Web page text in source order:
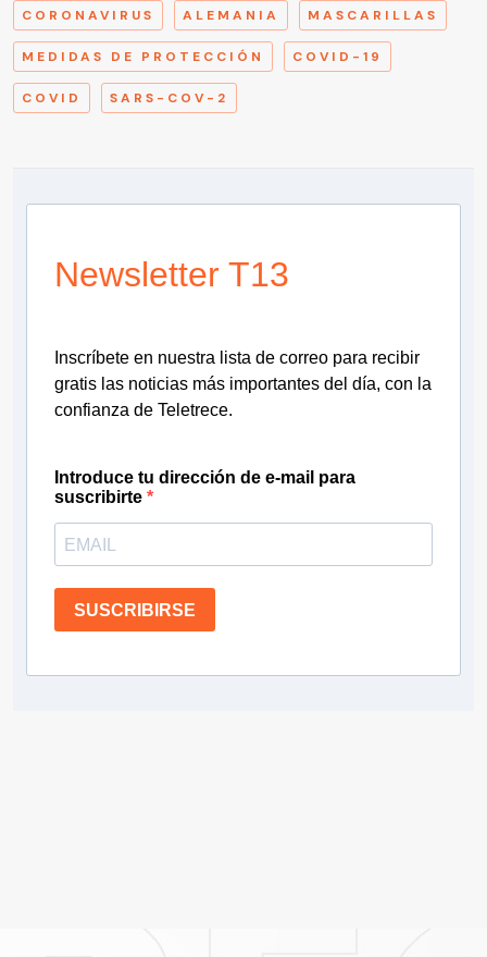
CORONAVIRUS ALEMANIA MASCARILLAS
MEDIDAS DE PROTECCIÓN COVID-19
COVID SARS-COV-2
Newsletter T13
Inscríbete en nuestra lista de correo para recibir
gratis las noticias más importantes del día, con la
confianza de Teletrece.
Introduce tu dirección de e-mail para
suscribirte
SUSCRIBIRSE